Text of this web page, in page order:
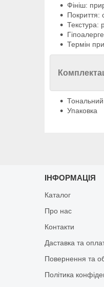
Фініш:
Покриття:
Текстура:
Термін
Упаковка
ІНФОРМАЦІЯ
Каталог
Про нас
Контакти
Даставка та
Повернення та
Політика